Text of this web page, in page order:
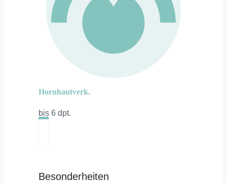
Hornhautverk.
bis 6 dpt.
Besonderheiten